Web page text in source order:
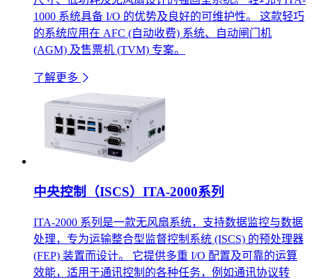
1000 系统具备 I/O 的优势及良好的可维护性。 这款轻巧
的系统应用在 AFC (自动收费) 系统、自动闸门机
(AGM) 及售票机 (TVM) 专案。
了解更多
中央控制（ISCS）ITA-2000系列
ITA-2000 系列是一款无风扇系统，支持数据监控与数据
处理，专为运输整合型监督控制系统 (ISCS) 的预处理器
(FEP) 装置而设计。 它提供多重 I/O 配置及可靠的运算
效能，适用于通讯控制的各种任务，例如通讯协议转